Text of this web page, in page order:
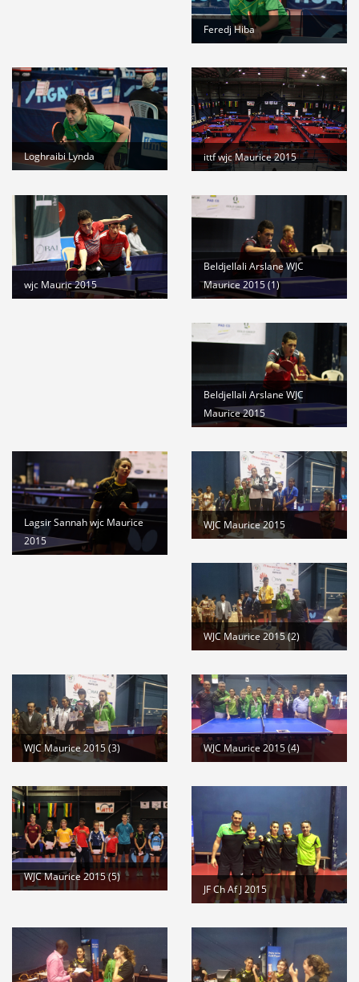
Feredj Hiba
Loghraibi Lynda ittf wjc Maurice 2015
wjc Mauric 2015
Beldjellali Arslane WJC
Maurice 2015 (1)
Beldjellali Arslane WJC
Maurice 2015
Lagsir Sannah wjc Maurice
2015
WJC Maurice 2015
WJC Maurice 2015 (2)
WJC Maurice 2015 (3) WJC Maurice 2015 (4)
WJC Maurice 2015 (5)
JF Ch Af J 2015